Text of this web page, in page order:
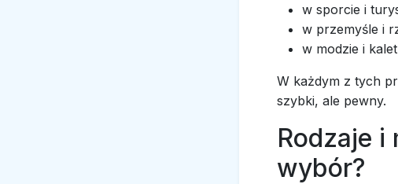
w sporcie i
w przemyśle i
w modzie i
W każdym z tych
szybki, ale pewny.
Rodzaje i
wybór?